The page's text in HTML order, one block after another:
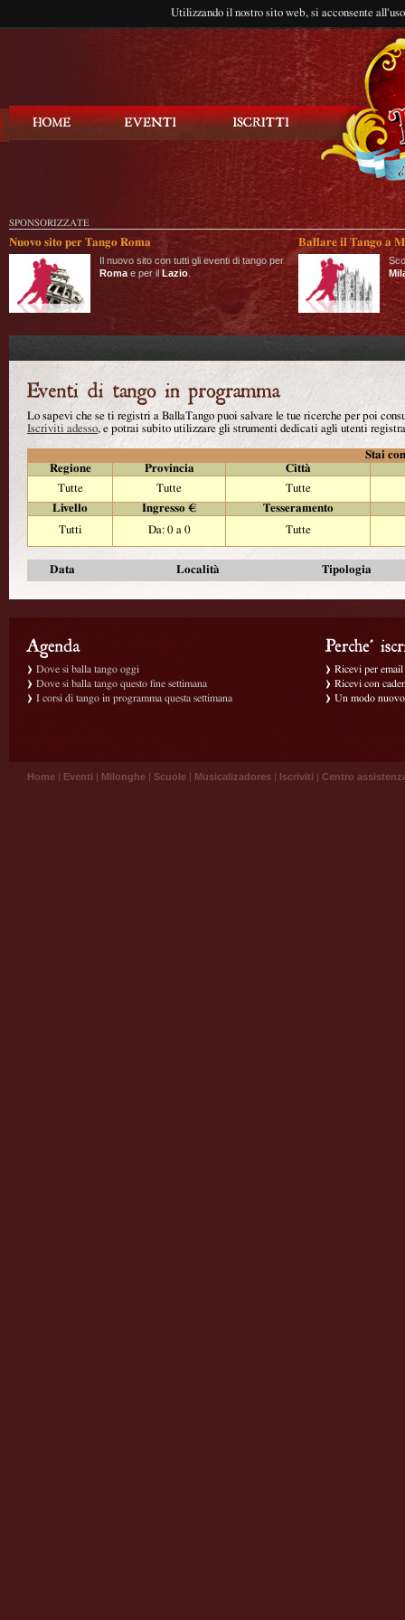
Utilizzando il nostro sito web, si acconsente
SPONSORIZZATE
Nuovo sito per Tango Roma
Il nuovo sito con tutti gli eventi di tango per
Roma e per il Lazio
Ballare il Tango a
Lo sapevi che se ti registri a BallaTango puoi salvare le tue ricerche per poi
Iscriviti adesso, e potrai subito utilizzare gli strumenti dedicati agli utenti
Stai
Regione
Provincia
Città
Tutte
Tutte
Tutte
Livello
Ingresso €
Tesseramento
Tutti
Da: 0 a 0 Tutte
Data Località Tipologia
Dove si balla tango oggi
Dove si balla tango questo fine settimana
I corsi di tango in programma questa settimana
Ricevi per
Ricevi con
Un modo
Home | Eventi | Milonghe | Scuole | Musicalizadores | Iscriviti | Centro